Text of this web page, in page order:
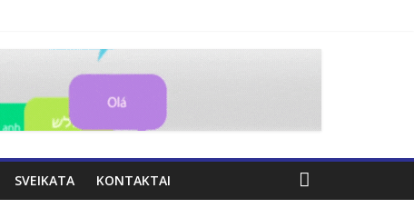
SVEIKATA KONTAKTAI